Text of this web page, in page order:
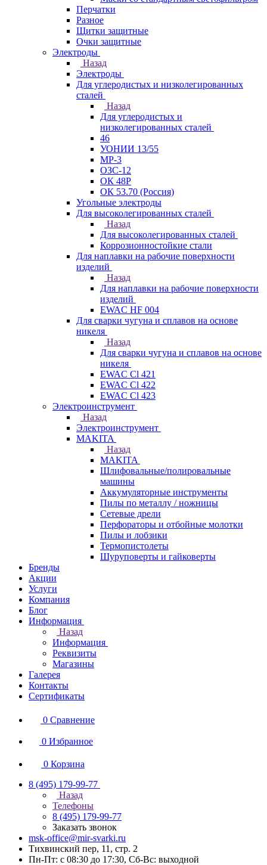
Перчатки
Разное
Щитки защитные
Очки защитные
Электроды
Назад
Электроды
Для углеродистых и низколегированных
сталей
Назад
Для углеродистых и
низколегированных сталей
46
УОНИИ 13/55
МР-3
ОЗС-12
ОК 48Р
ОК 53.70 (Россия)
Угольные электроды
Для высоколегированных сталей
Назад
Для высоколегированных сталей
Коррозионностойкие стали
Для наплавки на рабочие поверхности
изделий
Назад
Для наплавки на рабочие поверхности
изделий
EWAC HF 004
Для сварки чугуна и сплавов на основе
никеля
Назад
Для сварки чугуна и сплавов на основе
никеля
EWAC Cl 421
EWAC Cl 422
EWAC Cl 423
Электроинструмент
Назад
Электроинструмент
МAKITA
Назад
МAKITA
Шлифовальные/полировальные
машины
Аккумуляторные инструменты
Пилы по металлу / ножницы
Сетевые дрели
Перфораторы и отбойные молотки
Пилы и лобзики
Термопистолеты
Шуруповерты и гайковерты
Бренды
Акции
Услуги
Компания
Блог
Информация
Назад
Информация
Реквизиты
Магазины
Галерея
Контакты
Сертификаты
0 Сравнение
0 Избранное
0 Корзина
8 (495) 179-99-77
Назад
Телефоны
8 (495) 179-99-77
Заказать звонок
msk-office@mir-svarki.ru
Тихвинский пер, 11, стр. 2
Пн-Пт: с 08:30 до 17:30, Сб-Вс: выходной